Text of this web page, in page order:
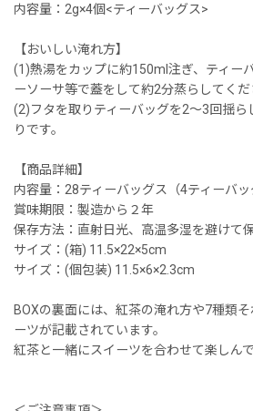
内容量：2g×4個<ティーバッグス>
【おいしい淹れ方】
(1)熱湯をカップに約150ml注ぎ、ティー
ーソーサ等で蓋をして約2分蒸らしてくだ
(2)フタを取りティーバッグを2〜3回揺ら
りです。
【商品詳細】
内容量：28ティーバッグス（4ティーバッ
賞味期限：製造から２年
保存方法：直射日光、高温多湿を避けて保
サイズ：(箱) 11.5×22×5cm
サイズ：(個包装) 11.5×6×2.3cm
BOXの裏面には、紅茶の淹れ方や7種類
ーツが記載されています。
紅茶と一緒にスイーツを合わせて楽しんで